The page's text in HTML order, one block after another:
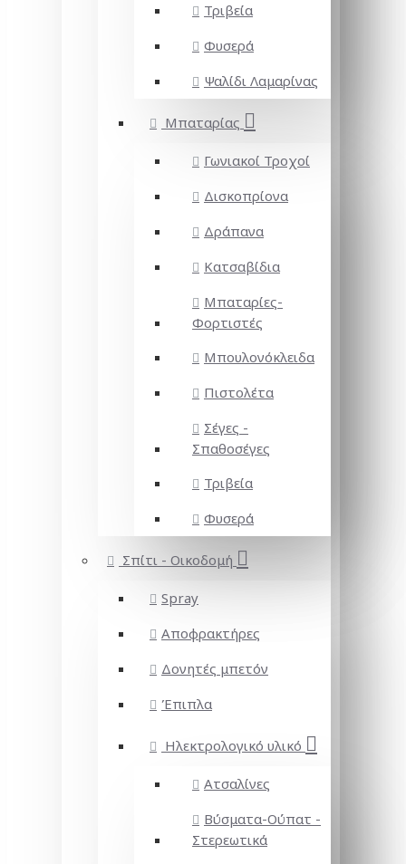
Τριβεία
Φυσερά
Ψαλίδι Λαμαρίνας
Μπαταρίας
Γωνιακοί Τροχοί
Δισκοπρίονα
Δράπανα
Κατσαβίδια
Μπαταρίες-
Φορτιστές
Μπουλονόκλειδα
Πιστολέτα
Σέγες -
Σπαθοσέγες
Τριβεία
Φυσερά
Σπίτι - Οικοδομή
Spray
Αποφρακτήρες
Δονητές μπετόν
Έπιπλα
Ηλεκτρολογικό υλικό
Ατσαλίνες
Βύσματα-Ούπατ -
Στερεωτικά